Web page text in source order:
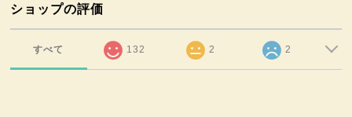
ショップの評価
すべて 132 2 2